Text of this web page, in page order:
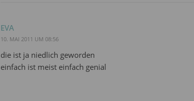
EVA
10. MAI 2011 UM 08:56
die ist ja niedlich geworden
einfach ist meist einfach genial